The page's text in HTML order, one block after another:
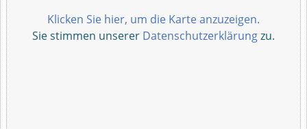
Klicken Sie hier, um die Karte anzuzeigen.
Sie stimmen unserer Datenschutzerklärungzu.